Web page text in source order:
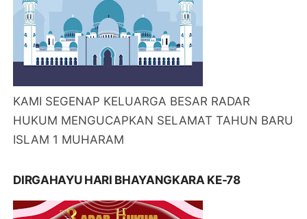
KAMI SEGENAP KELUARGA BESAR RADAR
HUKUM MENGUCAPKAN SELAMAT TAHUN BARU
ISLAM 1 MUHARAM
DIRGAHAYU HARI BHAYANGKARA KE-78